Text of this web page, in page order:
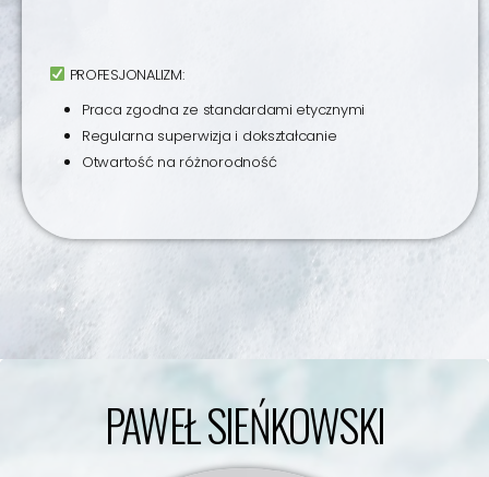
PROFESJONALIZM:
Praca zgodna ze standardami etycznymi
Regularna superwizja i dokształcanie
Otwartość na różnorodność
PAWEŁ SIEŃKOWSKI